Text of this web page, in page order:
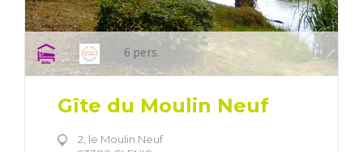
6 pers.
Gîte du Moulin Neuf
2, le Moulin Neuf